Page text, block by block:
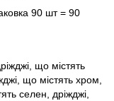
90 шт = 90
що містять
що містять хром,
селен, дріжджі,